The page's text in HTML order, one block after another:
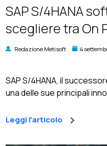
SAP S/4HANA
scegliere tra On
Redazione Metisoft 4
SAP S/4HANA, il
una delle sue principali
Leggi l'articolo